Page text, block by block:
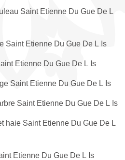
Saint Etienne Du Gue De L
Saint Etienne Du Gue De L Is
Etienne Du Gue De L Is
Saint Etienne Du Gue De L Is
Saint Etienne Du Gue De L Is
haie Saint Etienne Du Gue De L
Etienne Du Gue De L Is